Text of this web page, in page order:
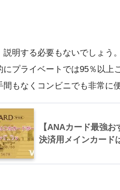
明する必要もないでしょう。
にプライベートでは95％以上
間もなくコンビニでも非常に
【ANAカード最強
決済用メインカード